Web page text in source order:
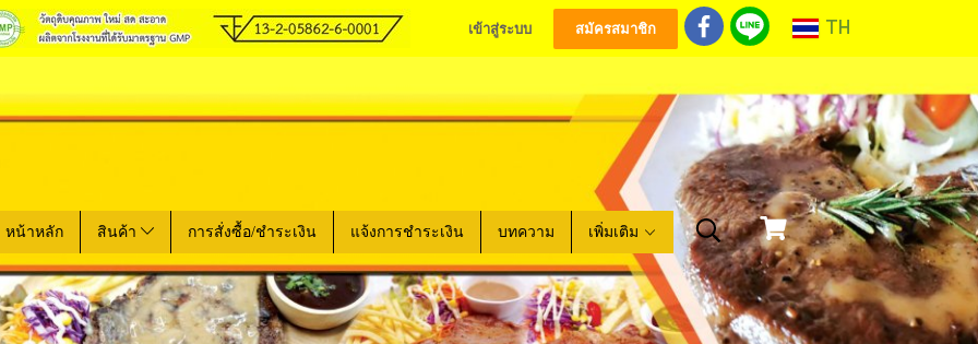
เข้าสู่ระบบ สมัครสมาชิก TH
หน้าหลัก สินค้า การสั่งซื้อ/ชำระเงิน แจ้งการชำระเงิน บทความ เพิ่มเติม